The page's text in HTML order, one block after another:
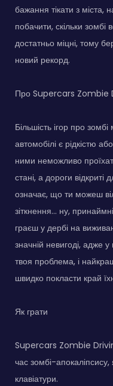
бажання тікати з
побачити, скільки зомбі
достатньо міцні, тому
новий рекорд.
Про Supercars Zombie
Більшість ігор про
автомобілі є рідкістю
ними неможливо
стані, а дороги відкриті
означає, що ти можеш
зіткнення... ну,
граєш у дербі на
значній невигоді, адже
твоя проблема, і
швидко покласти край
Як грати
Supercars Zombie
час зомбі-
клавіатури.